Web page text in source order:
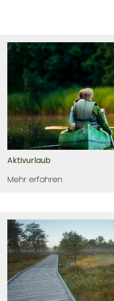
Aktivurlaub
Mehr erfahren